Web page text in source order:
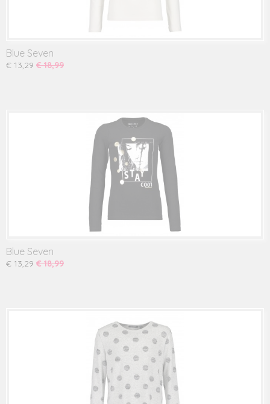
Blue Seven
€ 13,29 € 18,99
Blue Seven
€ 13,29 € 18,99